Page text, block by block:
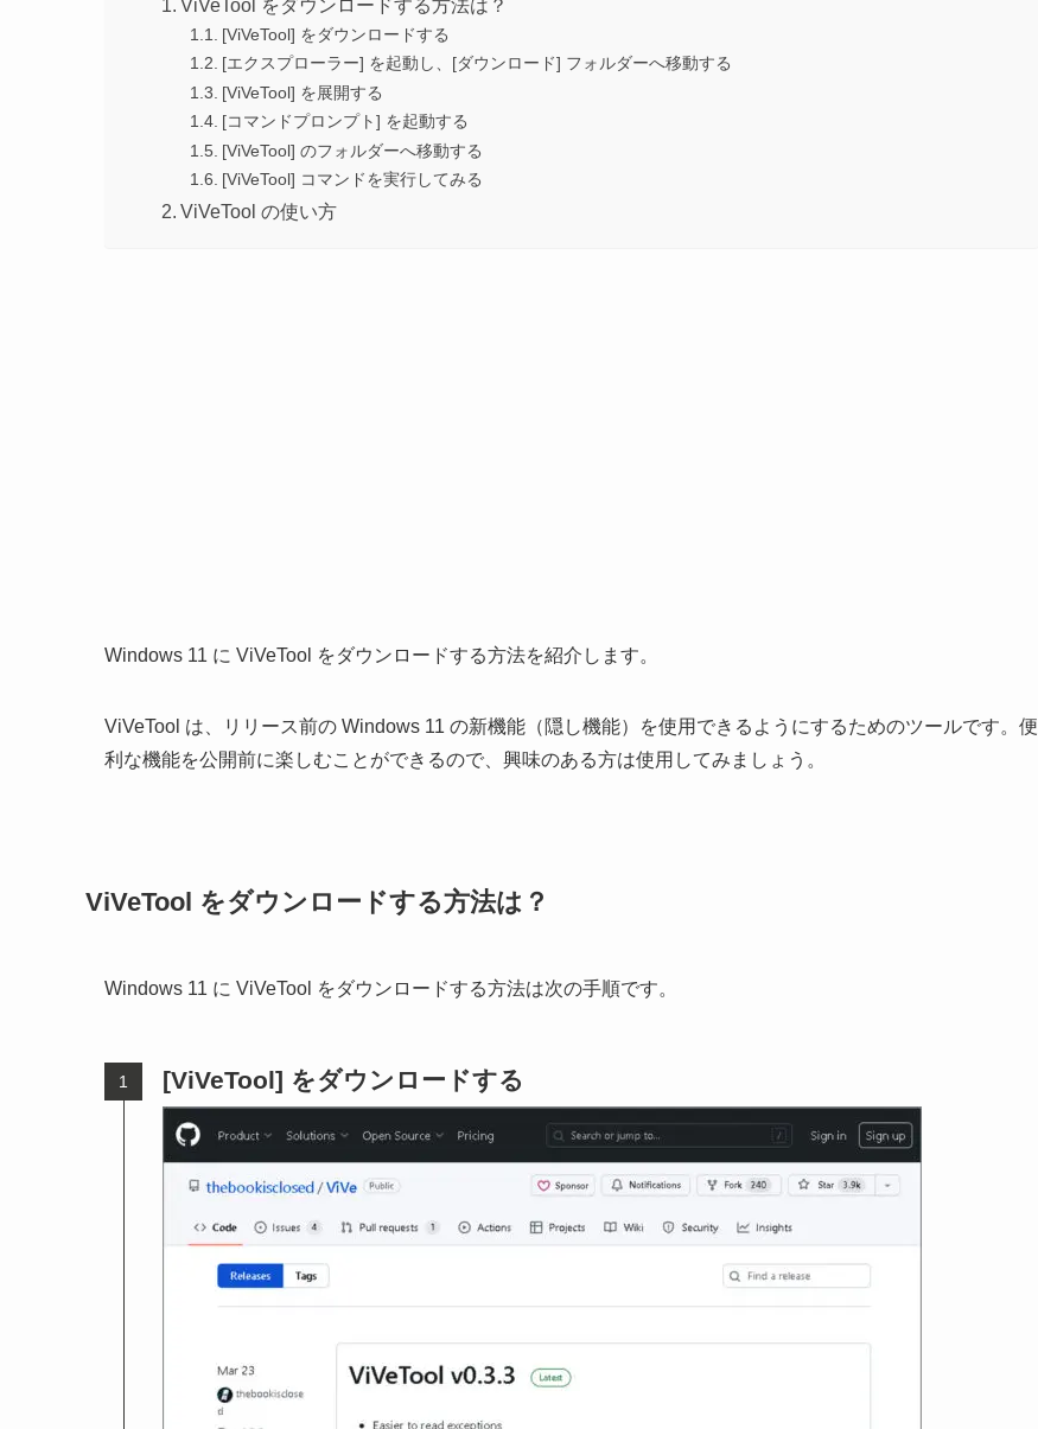
ViVeTool をダウンロードする方法は？
[ViVeTool] をダウンロードする
[エクスプローラー] を起動し、[ダウンロード] フォルダーへ移動する
[ViVeTool] を展開する
[コマンドプロンプト] を起動する
[ViVeTool] のフォルダーへ移動する
[ViVeTool] コマンドを実行してみる
ViVeTool の使い方
Windows 11 に ViVeTool をダウンロードする方法を紹介します。
ViVeTool は、リリース前の Windows 11 の新機能（隠し機能）を使用できるようにするためのツールです。便
利な機能を公開前に楽しむことができるので、興味のある方は使用してみましょう。
ViVeTool をダウンロードする方法は？
Windows 11 に ViVeTool をダウンロードする方法は次の手順です。
[ViVeTool] をダウンロードする